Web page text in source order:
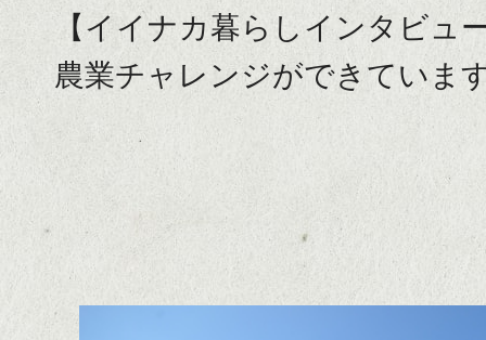
然
を
冒
す
る
う
遊
ん
で
写
【イイナカ暮らしインタビュ
農業チャレンジができていま